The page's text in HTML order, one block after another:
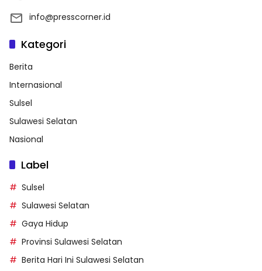
info@presscorner.id
Kategori
Berita
Internasional
Sulsel
Sulawesi Selatan
Nasional
Label
Sulsel
Sulawesi Selatan
Gaya Hidup
Provinsi Sulawesi Selatan
Berita Hari Ini Sulawesi Selatan